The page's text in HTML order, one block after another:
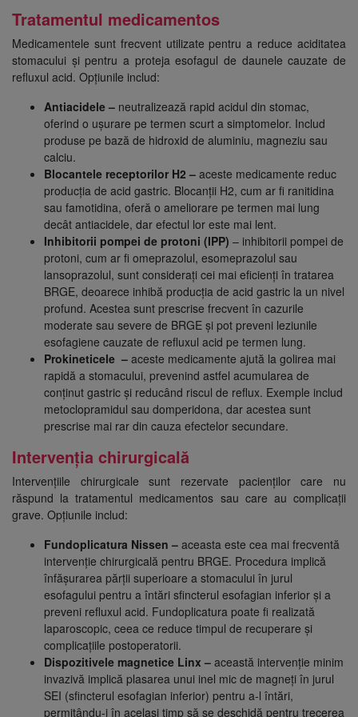
Tratamentul medicamentos
Medicamentele sunt frecvent utilizate pentru a reduce aciditatea
stomacului și pentru a proteja esofagul de daunele cauzate de
refluxul acid. Opțiunile includ:
Antiacidele – neutralizează rapid acidul din stomac,
oferind o ușurare pe termen scurt a simptomelor. Includ
produse pe bază de hidroxid de aluminiu, magneziu sau
calciu.
Blocantele receptorilor H2 – aceste medicamente reduc
producția de acid gastric. Blocanții H2, cum ar fi ranitidina
sau famotidina, oferă o ameliorare pe termen mai lung
decât antiacidele, dar efectul lor este mai lent.
Inhibitorii pompei de protoni (IPP) – inhibitorii pompei de
protoni, cum ar fi omeprazolul, esomeprazolul sau
lansoprazolul, sunt considerați cei mai eficienți în tratarea
BRGE, deoarece inhibă producția de acid gastric la un nivel
profund. Acestea sunt prescrise frecvent în cazurile
moderate sau severe de BRGE și pot preveni leziunile
esofagiene cauzate de refluxul acid pe termen lung.
Prokineticele – aceste medicamente ajută la golirea mai
rapidă a stomacului, prevenind astfel acumularea de
conținut gastric și reducând riscul de reflux. Exemple includ
metoclopramidul sau domperidona, dar acestea sunt
prescrise mai rar din cauza efectelor secundare.
Intervenția chirurgicală
Intervențiile chirurgicale sunt rezervate pacienților care nu
răspund la tratamentul medicamentos sau care au complicații
grave. Opțiunile includ:
Fundoplicatura Nissen – aceasta este cea mai frecventă
intervenție chirurgicală pentru BRGE. Procedura implică
înfășurarea părții superioare a stomacului în jurul
esofagului pentru a întări sfincterul esofagian inferior și a
preveni refluxul acid. Fundoplicatura poate fi realizată
laparoscopic, ceea ce reduce timpul de recuperare și
complicațiile postoperatorii.
Dispozitivele magnetice Linx – această intervenție minim
invazivă implică plasarea unui inel mic de magneți în jurul
SEI (sfincterul esofagian inferior) pentru a-l întări,
permițându-i în același timp să se deschidă pentru trecerea